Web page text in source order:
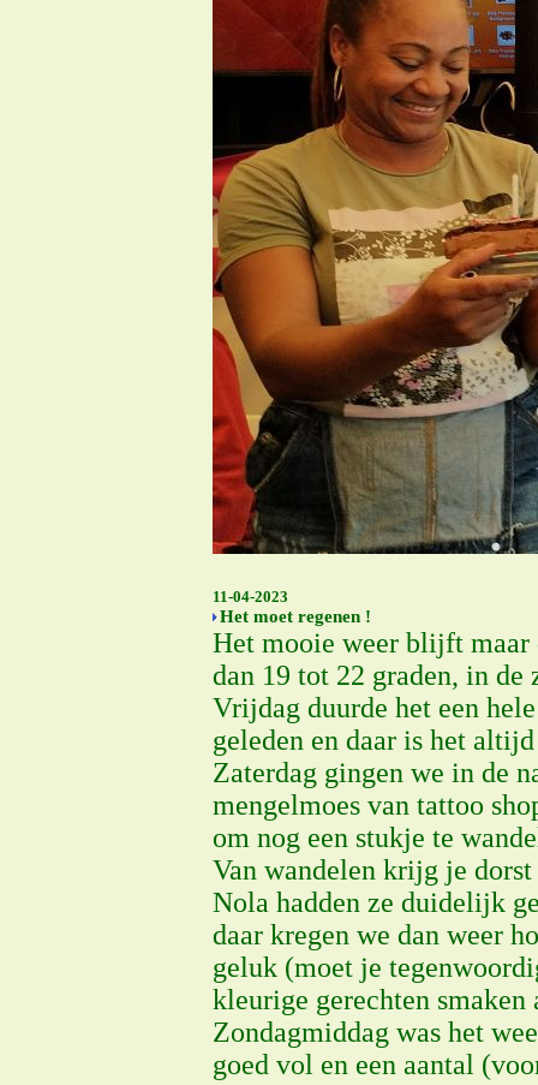
11-04-2023
Het moet regenen !
Het mooie weer blijft maar
dan 19 tot 22 graden, in
Vrijdag duurde het een
geleden en daar is het
Zaterdag gingen we in de
mengelmoes van tattoo
om nog een stukje te
Van wandelen krijg je
Nola hadden ze duidelijk
daar kregen we dan weer
geluk (moet je
kleurige gerechten
Zondagmiddag was het
goed vol en een aantal